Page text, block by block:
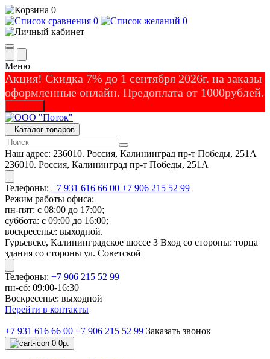
0
0
0
Меню
Акция! Скидка 7% до 1 сентября 2026г. на заказы
оформленные онлайн. Предоплата от 1000рублей.
Каталог товаров
Наш адрес: 236010. Россия, Калининград пр-т Победы, 251А
236010. Россия, Калининград пр-т Победы, 251А
Телефоны: +7 931 616 66 00 +7 906 215 52 99
Режим работы офиса:
пн-пят: с 08:00 до 17:00;
суббота: с 09:00 до 16:00;
воскресенье: выходной.
Гурьевске, Калининградское шоссе 3 Вход со стороны: торца
здания со стороны ул. Советской
Телефоны: +7 906 215 52 99
пн-сб: 09:00-16:30
Воскресенье: выходной
Перейти в контакты
+7 931 616 66 00 +7 906 215 52 99 Заказать звонок
0 0р.